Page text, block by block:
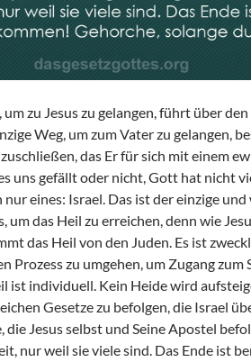
um zu Jesus zu gelangen, führt über
Weg, um zum Vater zu gelangen,
das Er für sich mit einem
uns gefällt oder nicht, Gott hat nicht
eines: Israel. Das ist der einzige und
um das Heil zu erreichen, denn wie
das Heil von den Juden. Es ist
Prozess zu umgehen, um Zugang zum
ist individuell. Kein Heide wird
Gesetze zu befolgen, die Israel
die Jesus selbst und Seine Apostel
nur weil sie viele sind. Das Ende ist